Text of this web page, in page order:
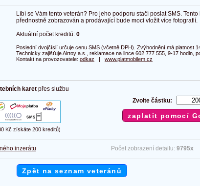
Líbí se Vám tento veterán? Pro jeho podporu stačí poslat SMS.
přednostně zobrazován a prodávající bude moci vložit více fotografií.
Aktuální počet kreditů: 0
Poslední dvojčíslí určuje cenu SMS (včetně DPH). Zvýhodnění má platnost
Technicky zajišťuje Airtoy a.s., reklamace na lince 602 777 555, 9-17 hodin,
Kontakt na provozovatele: odkaz | www.platmobilem.cz
karet přes službu
Kč získáte 200 kreditů)
Zvolte částku:
inzerátu Počet zobrazení detailu: 9795x
Zpět na seznam veteránů